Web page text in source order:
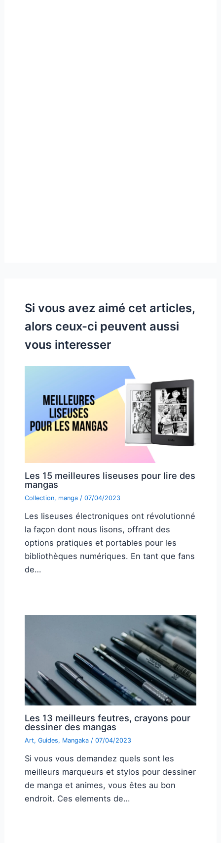
Si vous avez aimé cet articles,
alors ceux-ci peuvent aussi
vous interesser
Les 15 meilleures liseuses pour lire des
mangas
Collection, manga/ 07/04/2023
Les liseuses électroniques ont révolutionné
la façon dont nous lisons, offrant des
options pratiques et portables pour les
bibliothèques numériques. En tant que fans
de…
Les 13 meilleurs feutres, crayons pour
dessiner des mangas
Art, Guides, Mangaka/ 07/04/2023
Si vous vous demandez quels sont les
meilleurs marqueurs et stylos pour dessiner
de manga et animes, vous êtes au bon
endroit. Ces elements de…